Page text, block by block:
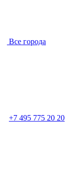
Все города
+7 495 775 20 20